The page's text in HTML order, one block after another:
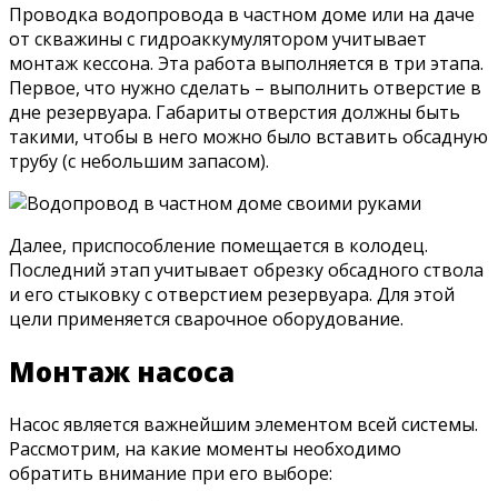
Проводка водопровода в частном доме или на даче
от скважины с гидроаккумулятором учитывает
монтаж кессона. Эта работа выполняется в три этапа.
Первое, что нужно сделать – выполнить отверстие в
дне резервуара. Габариты отверстия должны быть
такими, чтобы в него можно было вставить обсадную
трубу (с небольшим запасом).
Далее, приспособление помещается в колодец.
Последний этап учитывает обрезку обсадного ствола
и его стыковку с отверстием резервуара. Для этой
цели применяется сварочное оборудование.
Монтаж насоса
Насос является важнейшим элементом всей системы.
Рассмотрим, на какие моменты необходимо
обратить внимание при его выборе: